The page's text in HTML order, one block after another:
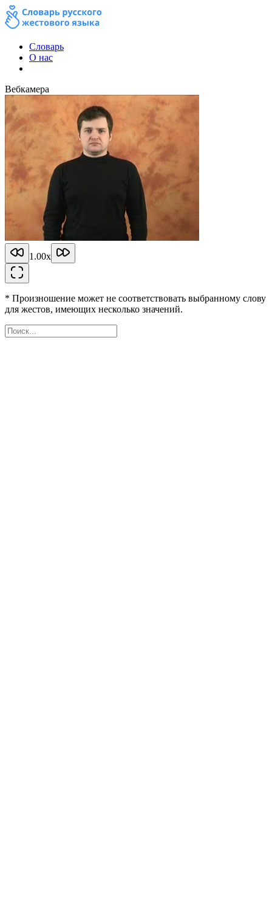
Словарь
О нас
Вебкамера
1.00x
* Произношение может не соответствовать выбранному слову
для жестов, имеющих несколько значений.